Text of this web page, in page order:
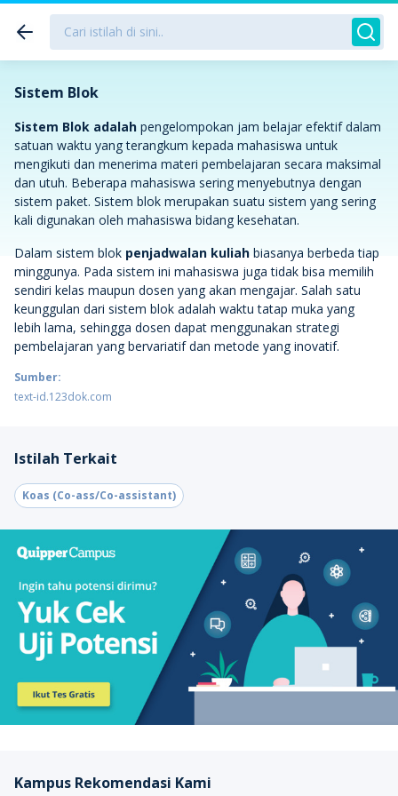
Sistem Blok
Sistem Blok adalah pengelompokan jam belajar efektif dalam
satuan waktu yang terangkum kepada mahasiswa untuk
mengikuti dan menerima materi pembelajaran secara maksimal
dan utuh. Beberapa mahasiswa sering menyebutnya dengan
sistem paket. Sistem blok merupakan suatu sistem yang sering
kali digunakan oleh mahasiswa bidang kesehatan.
Dalam sistem blok penjadwalan kuliah biasanya berbeda tiap
minggunya. Pada sistem ini mahasiswa juga tidak bisa memilih
sendiri kelas maupun dosen yang akan mengajar. Salah satu
keunggulan dari sistem blok adalah waktu tatap muka yang
lebih lama, sehingga dosen dapat menggunakan strategi
pembelajaran yang bervariatif dan metode yang inovatif.
Sumber:
text-id.123dok.com
Istilah Terkait
Koas (Co-ass/Co-assistant)
Kampus Rekomendasi Kami